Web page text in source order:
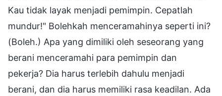
Kau tidak layak menjadi pemimpin. Cepatlah
mundur!" Bolehkah menceramahinya seperti ini?
(Boleh.) Apa yang dimiliki oleh seseorang yang
berani menceramahi para pemimpin dan
pekerja? Dia harus terlebih dahulu menjadi
berani, dan dia harus memiliki rasa keadilan. Ada